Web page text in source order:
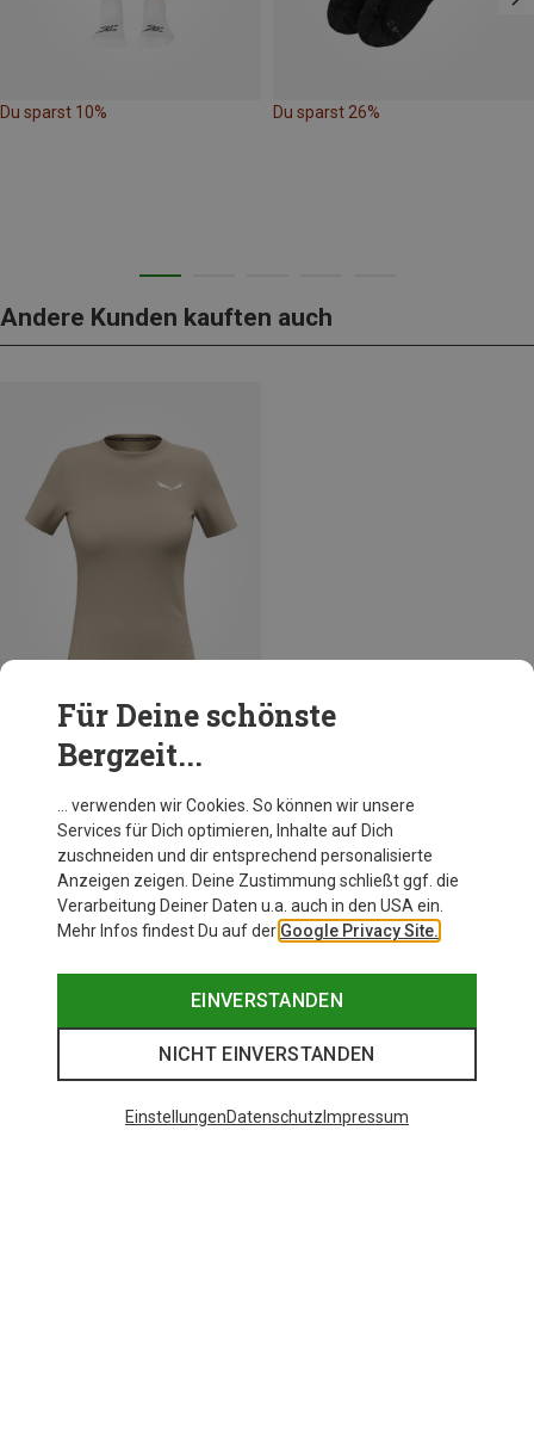
Du sparst 10% Du sparst 26%
Andere Kunden kauften auch
Du sparst 53%
Für Deine schönste
Bergzeit...
… verwenden wir Cookies. So können wir unsere
Services für Dich optimieren, Inhalte auf Dich
zuschneiden und dir entsprechend personalisierte
Anzeigen zeigen. Deine Zustimmung schließt ggf. die
Verarbeitung Deiner Daten u.a. auch in den USA ein.
Mehr Infos findest Du auf der Google Privacy Site.
EINVERSTANDEN
NICHT EINVERSTANDEN
EinstellungenDatenschutz Impressum